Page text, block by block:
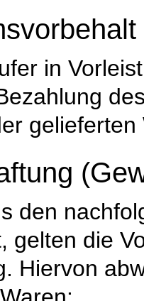
in
gelieferten
den
gelten die
Hiervon